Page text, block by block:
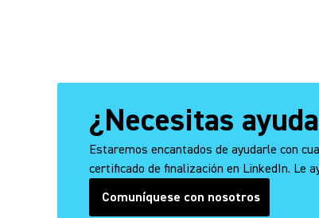
¿Necesitas
Estaremos encantados de ayudarle con
certificado de finalización en LinkedIn. Le
Comuníquese con nosotros